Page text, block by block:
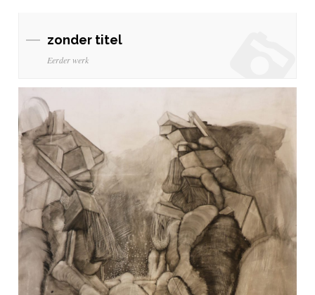
zonder titel
Eerder werk